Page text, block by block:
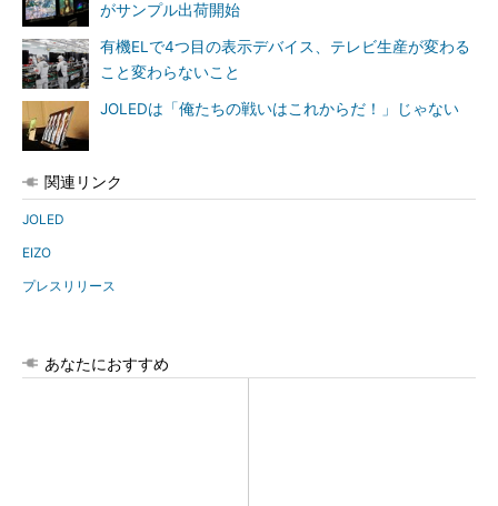
がサンプル出荷開始
有機ELで4つ目の表示デバイス、テレビ生産が変わる
こと変わらないこと
JOLEDは「俺たちの戦いはこれからだ！」じゃない
関連リンク
JOLED
EIZO
プレスリリース
あなたにおすすめ